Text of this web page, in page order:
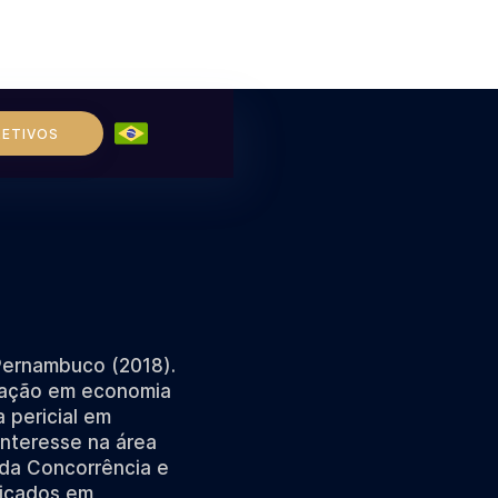
(2018).
em economia
pericial em
na área
Concorrência e
em